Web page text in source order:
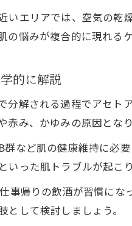
肌荒れ
アルコ
肌荒れ
日常で
美肌維
いエリアでは、空気の
悩みが複合的に現れる
的に解説
分解される過程でアセト
み、かゆみの原因となり
など肌の健康維持に必
った肌トラブルが起こ
事帰りの飲酒が習慣に
して検討しましょう。